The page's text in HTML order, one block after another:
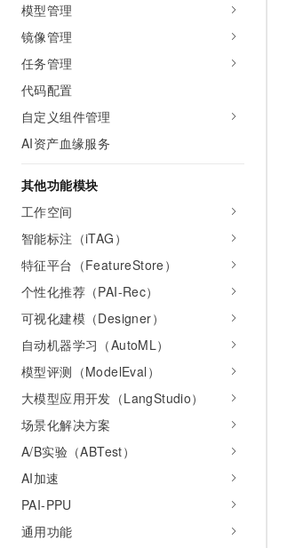
模型管理
镜像管理
任务管理
代码配置
自定义组件管理
AI资产血缘服务
其他功能模块
工作空间
智能标注（iTAG）
特征平台（FeatureStore）
个性化推荐（PAI-Rec）
可视化建模（Designer）
自动机器学习（AutoML）
模型评测（ModelEval）
大模型应用开发（LangStudio）
场景化解决方案
A/B实验（ABTest）
AI加速
PAI-PPU
通用功能